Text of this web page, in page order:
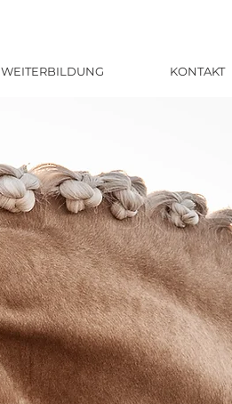
WEITERBILDUNG KONTAKT